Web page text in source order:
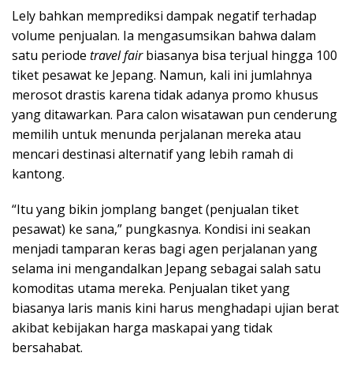
Lely bahkan memprediksi dampak negatif terhadap
volume penjualan. Ia mengasumsikan bahwa dalam
satu periode travel fairbiasanya bisa terjual hingga 100
tiket pesawat ke Jepang. Namun, kali ini jumlahnya
merosot drastis karena tidak adanya promo khusus
yang ditawarkan. Para calon wisatawan pun cenderung
memilih untuk menunda perjalanan mereka atau
mencari destinasi alternatif yang lebih ramah di
kantong.
“Itu yang bikin jomplang banget (penjualan tiket
pesawat) ke sana,” pungkasnya. Kondisi ini seakan
menjadi tamparan keras bagi agen perjalanan yang
selama ini mengandalkan Jepang sebagai salah satu
komoditas utama mereka. Penjualan tiket yang
biasanya laris manis kini harus menghadapi ujian berat
akibat kebijakan harga maskapai yang tidak
bersahabat.